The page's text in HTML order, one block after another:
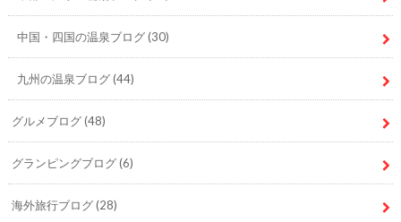
中国・四国の温泉ブログ(30)
九州の温泉ブログ(44)
グルメブログ(48)
グランピングブログ(6)
海外旅行ブログ(28)